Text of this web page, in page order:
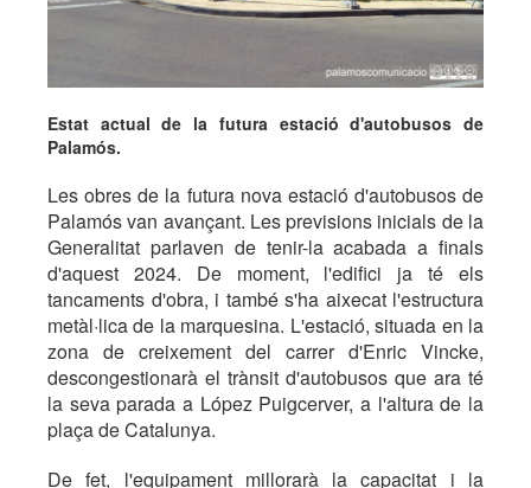
Estat actual de la futura estació d'autobusos de
Palamós.
Les obres de la futura nova estació d'autobusos de
Palamós van avançant. Les previsions inicials de la
Generalitat parlaven de tenir-la acabada a finals
d'aquest 2024. De moment, l'edifici ja té els
tancaments d'obra, i també s'ha aixecat l'estructura
metàl·lica de la marquesina. L'estació, situada en la
zona de creixement del carrer d'Enric Vincke,
descongestionarà el trànsit d'autobusos que ara té
la seva parada a López Puigcerver, a l'altura de la
plaça de Catalunya.
De fet, l'equipament millorarà la capacitat i la